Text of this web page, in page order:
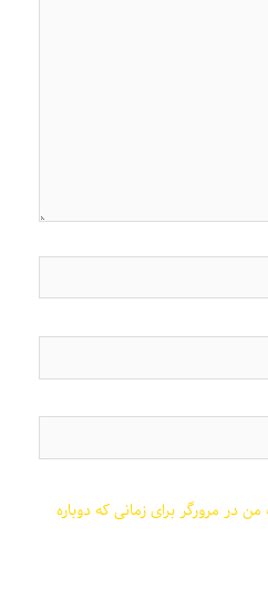
در مرورگر برای زمانی که دوباره